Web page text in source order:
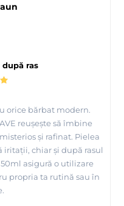
ras
orice bărbat modern.
reușește să îmbine
și rafinat. Pielea
iritații, chiar și după rasul
asigură o utilizare
propria ta rutină sau în